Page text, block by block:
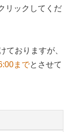
リックしてくだ
ておりますが、
までとさせて